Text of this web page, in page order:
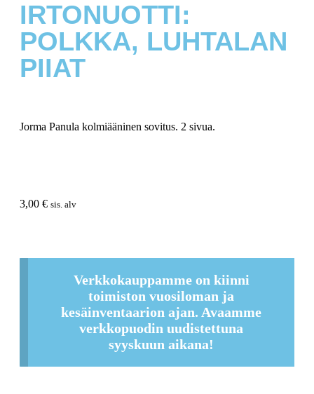
IRTONUOTTI:
POLKKA, LUHTALAN
PIIAT
Jorma Panula kolmiääninen sovitus. 2 sivua.
3,00 € sis. alv
Verkkokauppamme on kiinni
toimiston vuosiloman ja
kesäinventaarion ajan. Avaamme
verkkopuodin uudistettuna
syyskuun aikana!